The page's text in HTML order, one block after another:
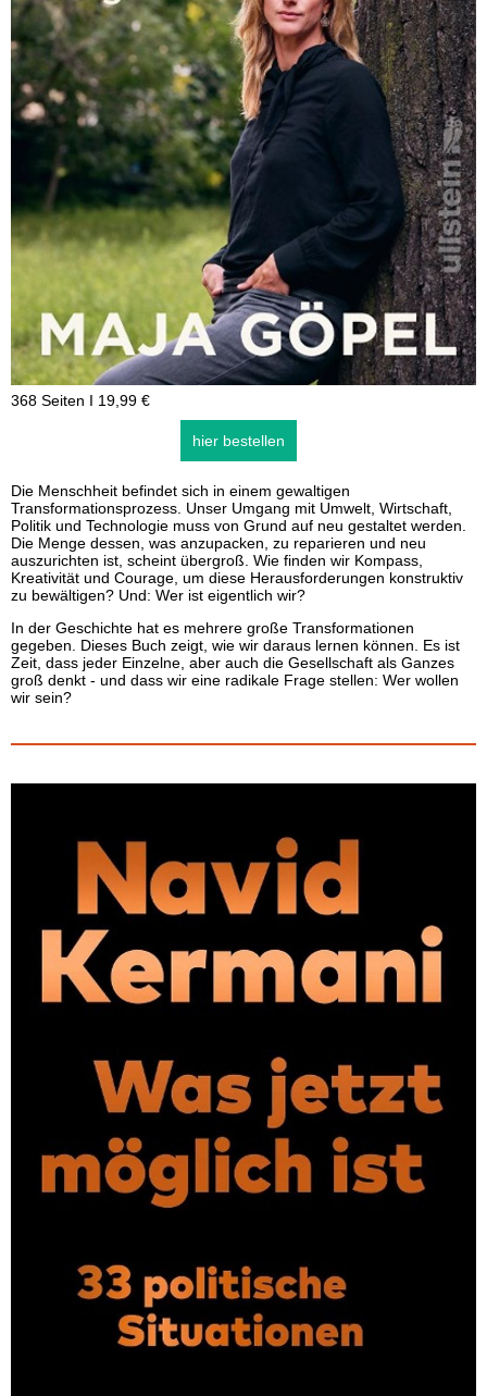
368 Seiten I 19,99 €
hier bestellen
Die Menschheit befindet sich in einem gewaltigen
Transformationsprozess. Unser Umgang mit Umwelt, Wirtschaft,
Politik und Technologie muss von Grund auf neu gestaltet werden.
Die Menge dessen, was anzupacken, zu reparieren und neu
auszurichten ist, scheint übergroß. Wie finden wir Kompass,
Kreativität und Courage, um diese Herausforderungen konstruktiv
zu bewältigen? Und: Wer ist eigentlich wir?
In der Geschichte hat es mehrere große Transformationen
gegeben. Dieses Buch zeigt, wie wir daraus lernen können. Es ist
Zeit, dass jeder Einzelne, aber auch die Gesellschaft als Ganzes
groß denkt - und dass wir eine radikale Frage stellen: Wer wollen
wir sein?